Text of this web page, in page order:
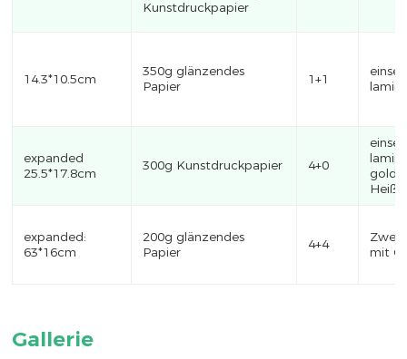
Kunstdruckpapier
14.3*10.5cm
350g glänzendes
Papier
1+1
expanded
25.5*17.8cm
300g Kunstdruckpapier 4+0
expanded:
63*16cm
200g glänzendes
Papier
4+4
mit
Gallerie